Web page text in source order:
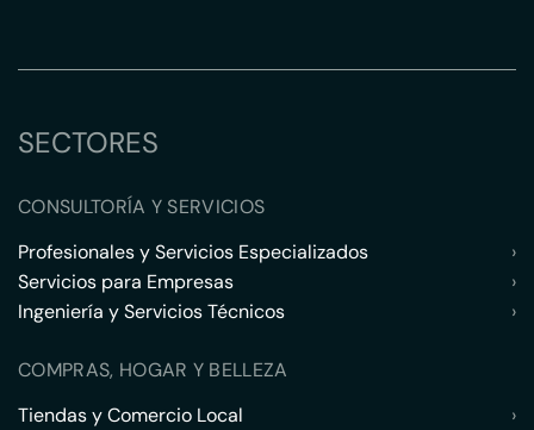
SECTORES
CONSULTORÍA Y SERVICIOS
Profesionales y Servicios Especializados
›
Servicios para Empresas
›
Ingeniería y Servicios Técnicos
›
COMPRAS, HOGAR Y BELLEZA
Tiendas y Comercio Local
›